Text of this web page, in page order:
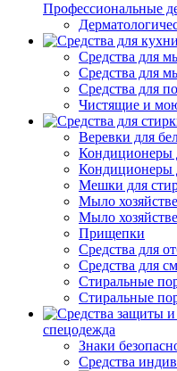
Профессиональные
Средства для
Средства для
Средства для
Чистящие и
Веревки для
Кондиционеры
Кондиционеры
Мешки для
Мыло
Мыло
Прищепки
Средства для
Средства для
Стиральные
Стиральные
спецодежда
Знаки
Средства